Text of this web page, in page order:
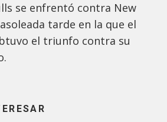
se enfrentó contra New
tarde en la que el
el triunfo contra su